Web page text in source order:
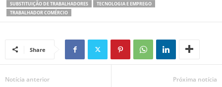
SUBSTITUIÇÃO DE TRABALHADORES
TECNOLOGIA E EMPREGO
TRABALHADOR COMÉRCIO
Share
Notícia anterior Próxima notícia